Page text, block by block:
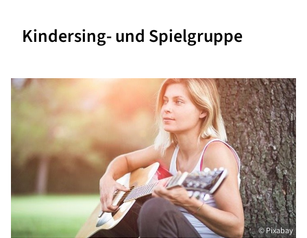
Kindersing- und Spielgruppe
© Pixabay